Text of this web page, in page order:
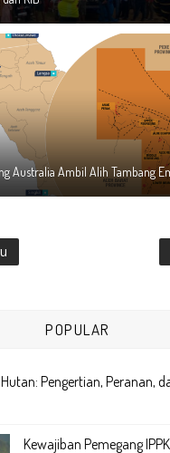
Australia Ambil Alih Tambang
POPULAR
Pengertian, Peranan,
Kewajiban Pemegang